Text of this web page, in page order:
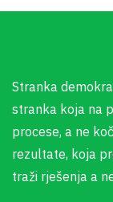
Stranka
stranka koja na
procese, a ne
rezultate, koja
traži rješenja a